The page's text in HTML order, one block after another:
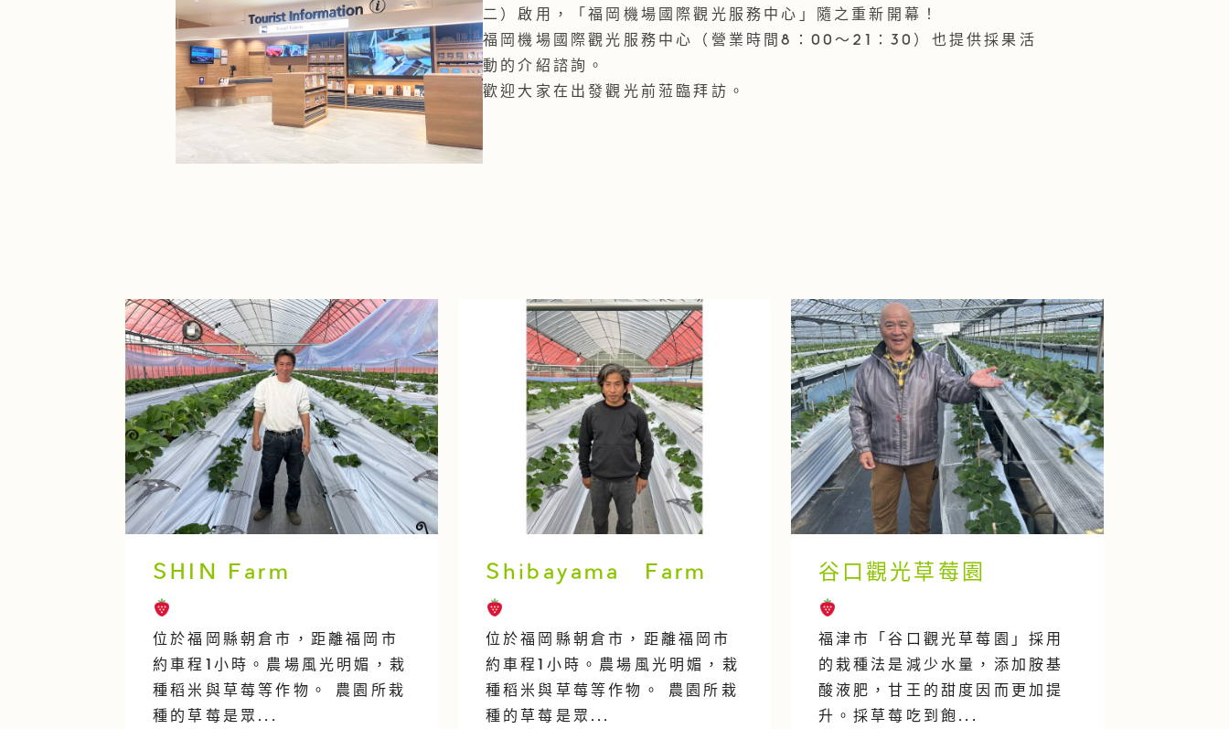
二）啟用，「福岡機場國際觀光服務中心」隨之重新開幕！
福岡機場國際觀光服務中心（營業時間8：00～21：30）也提供採果活
動的介紹諮詢。
歡迎大家在出發觀光前蒞臨拜訪。
SHIN Farm
位於福岡縣朝倉市，距離福岡市
約車程1小時。農場風光明媚，栽
種稻米與草莓等作物。 農園所栽
種的草莓是眾...
Shibayama Farm
位於福岡縣朝倉市，距離福岡市
約車程1小時。農場風光明媚，栽
種稻米與草莓等作物。 農園所栽
種的草莓是眾...
谷口觀光草莓園
福津市「谷口觀光草莓園」採用
的栽種法是減少水量，添加胺基
酸液肥，甘王的甜度因而更加提
升。採草莓吃到飽...